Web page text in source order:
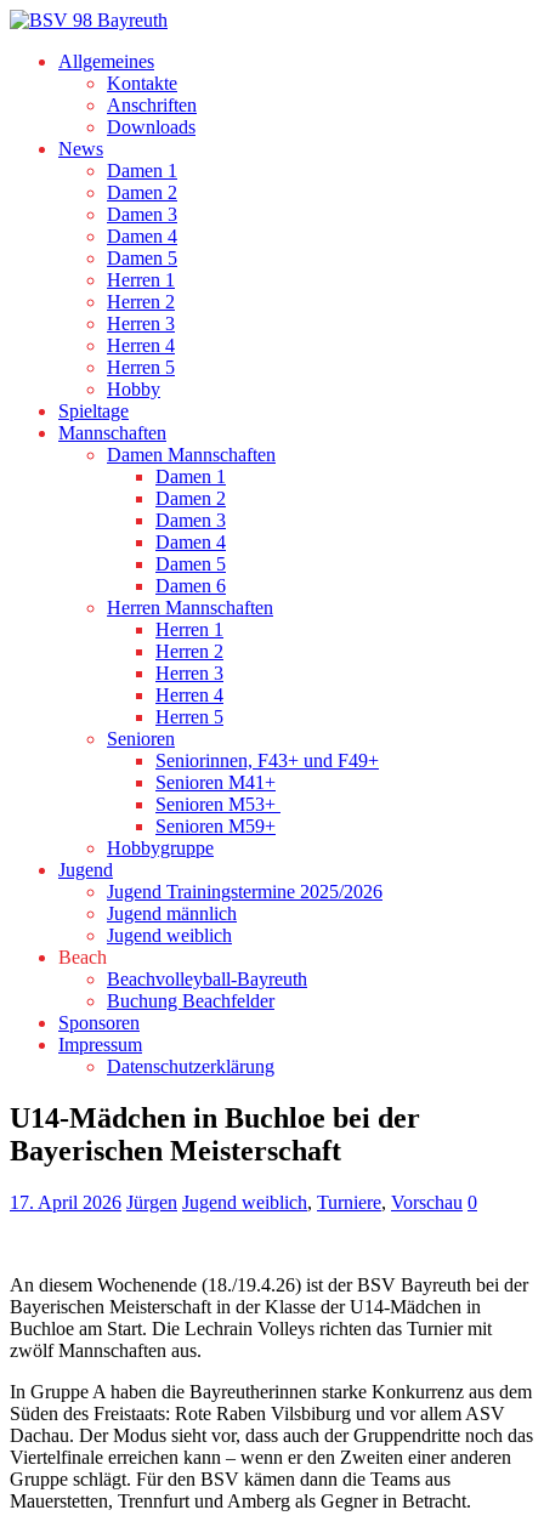
Allgemeines
Kontakte
Anschriften
Downloads
News
Damen 1
Damen 2
Damen 3
Damen 4
Damen 5
Herren 1
Herren 2
Herren 3
Herren 4
Herren 5
Hobby
Spieltage
Mannschaften
Damen Mannschaften
Damen 1
Damen 2
Damen 3
Damen 4
Damen 5
Damen 6
Herren Mannschaften
Herren 1
Herren 2
Herren 3
Herren 4
Herren 5
Senioren
Seniorinnen, F43+ und F49+
Senioren M41+
Senioren M53+
Senioren M59+
Hobbygruppe
Jugend
Jugend Trainingstermine 2025/2026
Jugend männlich
Jugend weiblich
Beach
Beachvolleyball-Bayreuth
Buchung Beachfelder
Sponsoren
Impressum
Datenschutzerklärung
U14-Mädchen in Buchloe bei der
Bayerischen Meisterschaft
17. April 2026 Jürgen Jugend weiblich, Turniere, Vorschau 0
An diesem Wochenende (18./19.4.26) ist der BSV Bayreuth bei der
Bayerischen Meisterschaft in der Klasse der U14-Mädchen in
Buchloe am Start. Die Lechrain Volleys richten das Turnier mit
zwölf Mannschaften aus.
In Gruppe A haben die Bayreutherinnen starke Konkurrenz aus dem
Süden des Freistaats: Rote Raben Vilsbiburg und vor allem ASV
Dachau. Der Modus sieht vor, dass auch der Gruppendritte noch das
Viertelfinale erreichen kann – wenn er den Zweiten einer anderen
Gruppe schlägt. Für den BSV kämen dann die Teams aus
Mauerstetten, Trennfurt und Amberg als Gegner in Betracht.